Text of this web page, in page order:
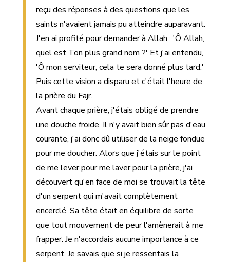
reçu des réponses à des questions que les
saints n'avaient jamais pu atteindre auparavant.
J'en ai profité pour demander à Allah : 'Ô Allah,
quel est Ton plus grand nom ?' Et j'ai entendu,
'Ô mon serviteur, cela te sera donné plus tard.'
Puis cette vision a disparu et c'était l'heure de
la prière du Fajr.
Avant chaque prière, j'étais obligé de prendre
une douche froide. Il n'y avait bien sûr pas d'eau
courante, j'ai donc dû utiliser de la neige fondue
pour me doucher. Alors que j'étais sur le point
de me lever pour me laver pour la prière, j'ai
découvert qu'en face de moi se trouvait la tête
d'un serpent qui m'avait complètement
encerclé. Sa tête était en équilibre de sorte
que tout mouvement de peur l'amènerait à me
frapper. Je n'accordais aucune importance à ce
serpent. Je savais que si je ressentais la